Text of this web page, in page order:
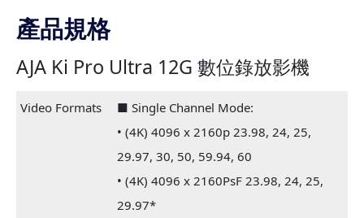
產品規格
AJA Ki Pro Ultra 12G 數位錄放影機
Video Formats
■ Single Channel Mode:
• (4K) 4096 x 2160p 23.98, 24, 25,
29.97, 30, 50, 59.94, 60
• (4K) 4096 x 2160PsF 23.98, 24, 25,
29.97*